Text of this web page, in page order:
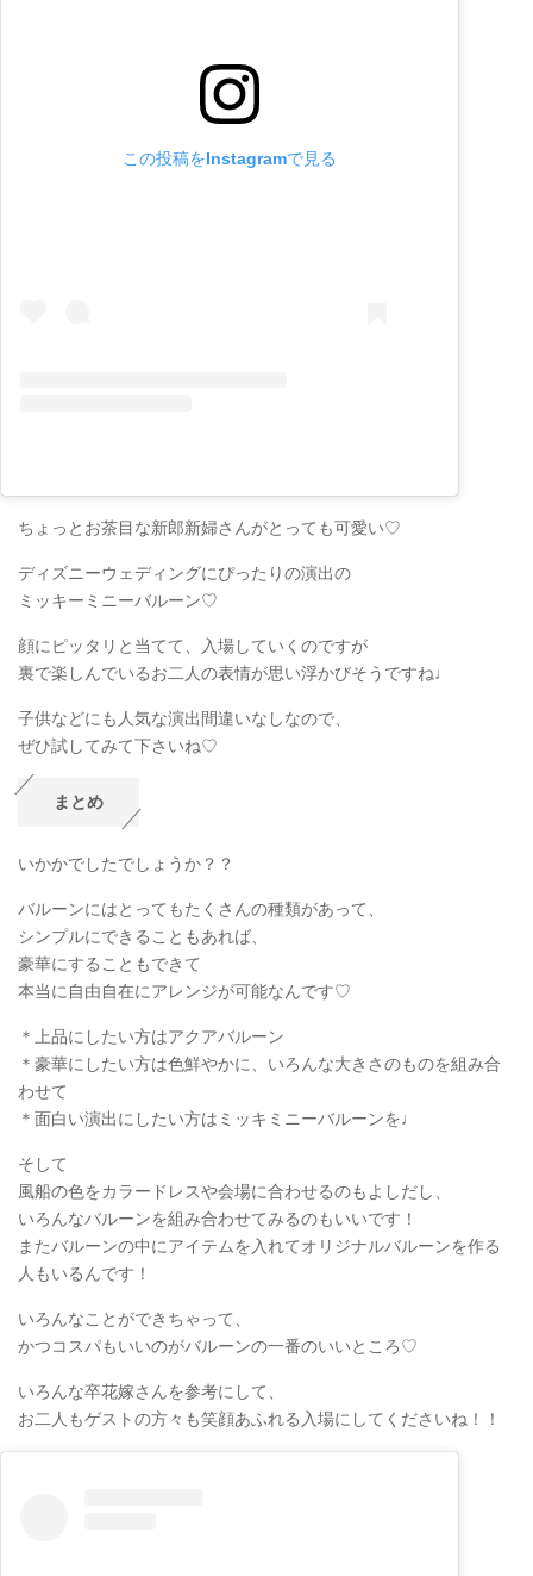
この投稿をInstagramで見る
ちょっとお茶目な新郎新婦さんがとっても可愛い♡
ディズニーウェディングにぴったりの演出の
ミッキーミニーバルーン♡
顔にピッタリと当てて、入場していくのですが
裏で楽しんでいるお二人の表情が思い浮かびそうですね♩
子供などにも人気な演出間違いなしなので、
ぜひ試してみて下さいね♡
まとめ
いかかでしたでしょうか？？
バルーンにはとってもたくさんの種類があって、
シンプルにできることもあれば、
豪華にすることもできて
本当に自由自在にアレンジが可能なんです♡
＊上品にしたい方はアクアバルーン
＊豪華にしたい方は色鮮やかに、いろんな大きさのものを組み合
わせて
＊面白い演出にしたい方はミッキミニーバルーンを♩
そして
風船の色をカラードレスや会場に合わせるのもよしだし、
いろんなバルーンを組み合わせてみるのもいいです！
またバルーンの中にアイテムを入れてオリジナルバルーンを作る
人もいるんです！
いろんなことができちゃって、
かつコスパもいいのがバルーンの一番のいいところ♡
いろんな卒花嫁さんを参考にして、
お二人もゲストの方々も笑顔あふれる入場にしてくださいね！！